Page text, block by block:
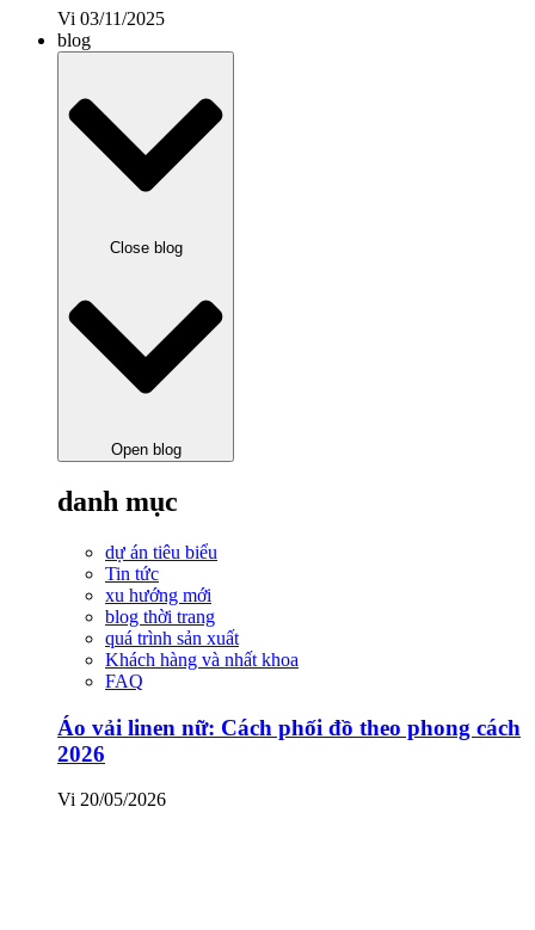
Vi 03/11/2025
blog
Close blog
Open blog
danh mục
dự án tiêu biểu
Tin tức
xu hướng mới
blog thời trang
quá trình sản xuất
Khách hàng và nhất khoa
FAQ
Áo vải linen nữ: Cách phối đồ theo phong cách
2026
Vi 20/05/2026